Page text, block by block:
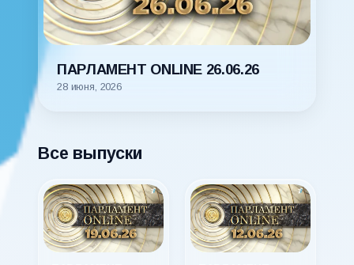
ПАРЛАМЕНТ ONLINE 26.06.26
28 июня, 2026
Все выпуски